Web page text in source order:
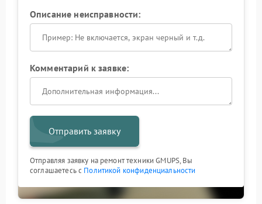
Описание неисправности:
Комментарий к заявке:
Отправить заявку
Отправляя заявку на ремонт техники GMUPS, Вы
соглашаетесь с Политикой конфиденциальности